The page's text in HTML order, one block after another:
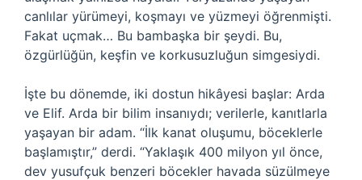
canlılar yürümeyi, koşmayı ve yüzmeyi öğrenmişti.
Fakat uçmak… Bu bambaşka bir şeydi. Bu,
özgürlüğün, keşfin ve korkusuzluğun simgesiydi.
İşte bu dönemde, iki dostun hikâyesi başlar: Arda
ve Elif. Arda bir bilim insanıydı; verilerle, kanıtlarla
yaşayan bir adam. “İlk kanat oluşumu, böceklerle
başlamıştır,” derdi. “Yaklaşık 400 milyon yıl önce,
dev yusufçuk benzeri böcekler havada süzülmeye